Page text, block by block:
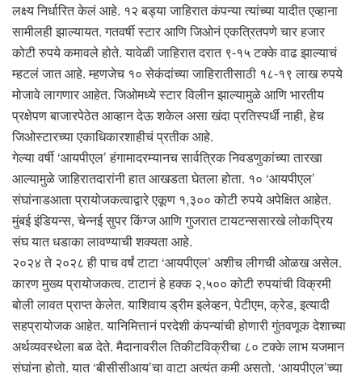
लक्ष्य निर्धारित केलं आहे. १२ बड्या जाहिरात कंपन्या त्यांच्या यादीत एव्हाना
सामीलही झाल्यायत. गतवर्षी स्टार आणि जिओनं एकत्रितपणे चार हजार
कोटी रुपये कमावले होते. यावेळी जाहिरात दरात ९-१५ टक्के वाढ झाल्याचं
म्हटलं जात आहे. म्हणजेच १० सेकंदांच्या जाहिरातीसाठी १८-१९ लाख रुपये
मोजावे लागणार आहेत. जिओमध्ये स्टार विलीन झाल्यामुळे आणि भारतीय
प्रक्षेपण बाजारपेठेत आव्हान देऊ शकेल असा खंदा प्रतिस्पर्धी नाही, हेच
जिओस्टारच्या एकाधिकारशाहीचं प्रतीक आहे.
गेल्या वर्षी ‘आयपीएल’ हंगामादरम्यानच सार्वत्रिक निवडणुकांच्या तारखा
आल्यामुळे जाहिरातदारांनी हात आखडता घेतला होता. १० ‘आयपीएल’
संघांनाडआता प्रायोजकत्वाद्वारे एकूण १,३०० कोटी रुपये अपेक्षित आहेत.
मुंबई इंडियन्स, चेन्नई सुपर किंग्ज आणि गुजरात टायटन्ससारखे लोकप्रिय
संघ यात धडाका लावण्याची शक्यता आहे.
२०२४ ते २०२८ ही पाच वर्षं टाटा ‘आयपीएल’ अशीच लीगची ओळख असेल.
कारण मुख्य प्रायोजकत्व. टाटानं हे हक्क २,५०० कोटी रुपयांची विक्रमी
बोली लावत प्राप्त केलेत. याशिवाय ड्रीम इलेव्हन, पेटीएम, क्रेड, इत्यादी
सहप्रायोजक आहेत. यानिमित्तानं परदेशी कंपन्यांची होणारी गुंतवणूक देशाच्या
अर्थव्यवस्थेला बळ देते. मैदानावरील तिकीटविक्रीचा ८० टक्के लाभ यजमान
संघांना होतो. यात ‘बीसीसीआय’चा वाटा अत्यंत कमी असतो. ‘आयपीएल’च्या